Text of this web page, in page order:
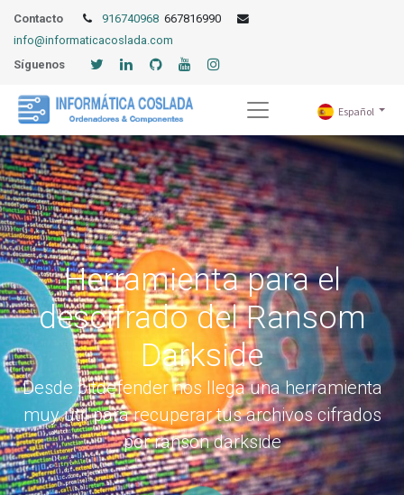
Contacto 916740968 667816990
info@informaticacoslada.com
Síguenos
Español
Herramienta para el
descifrado del Ransom
Darkside
Desde bitdefender nos llega una herramienta
muy útil para recuperar tus archivos cifrados
por ranson darkside